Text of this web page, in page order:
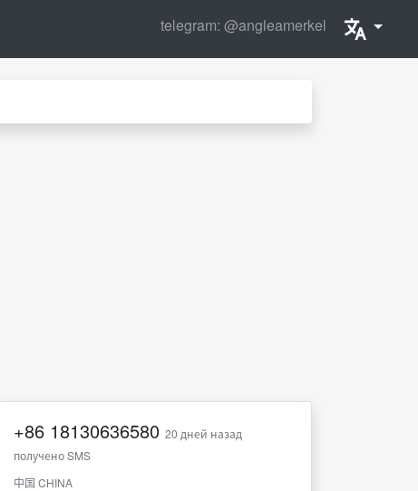
telegram: @angleamerkel
+86 18130636580 20 дней назад
получено SMS
中国 CHINA